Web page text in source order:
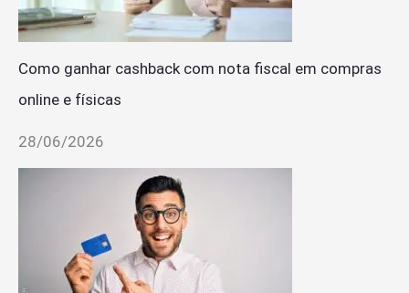
Como ganhar cashback com nota fiscal em compras
online e físicas
28/06/2026